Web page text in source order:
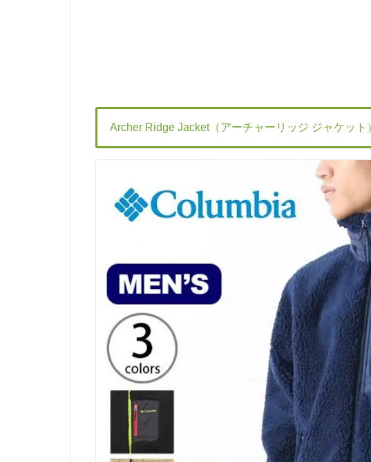
Archer Ridge Jacket（アーチャーリッジ ジャケット